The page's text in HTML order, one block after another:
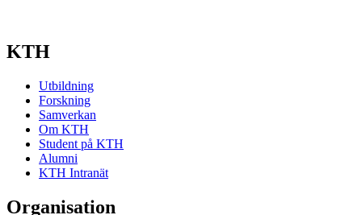
KTH
Utbildning
Forskning
Samverkan
Om KTH
Student på KTH
Alumni
KTH Intranät
Organisation